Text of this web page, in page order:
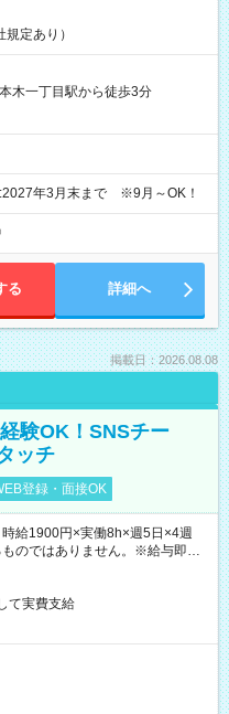
定あり）
木一丁目駅から徒歩3分
年3月末まで ※9月～OK！
る 詳細へ
掲載日：2026.08.08
験OK！SNSチー
ッチ
登録・面接OK
給1900円×実働8h×週5日×4週
のではありません。※給与即受
有）
て実費支給